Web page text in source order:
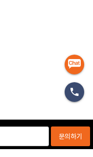
문의하기